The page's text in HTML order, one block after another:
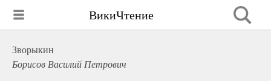
ВикиЧтение
Зворыкин
Борисов Василий Петрович